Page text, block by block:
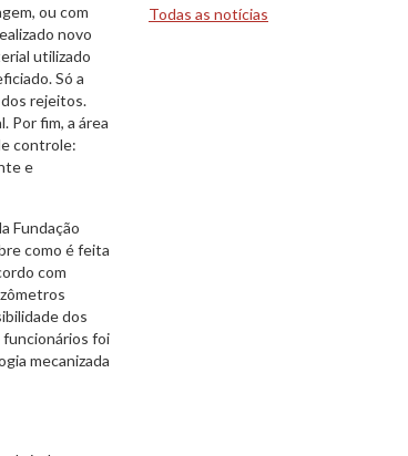
ou com
novo
utilizado
Só a
rejeitos.
Por fim, a área
controle:
e
Fundação
como é feita
com
dos
funcionários foi
mecanizada
Todas as notícias